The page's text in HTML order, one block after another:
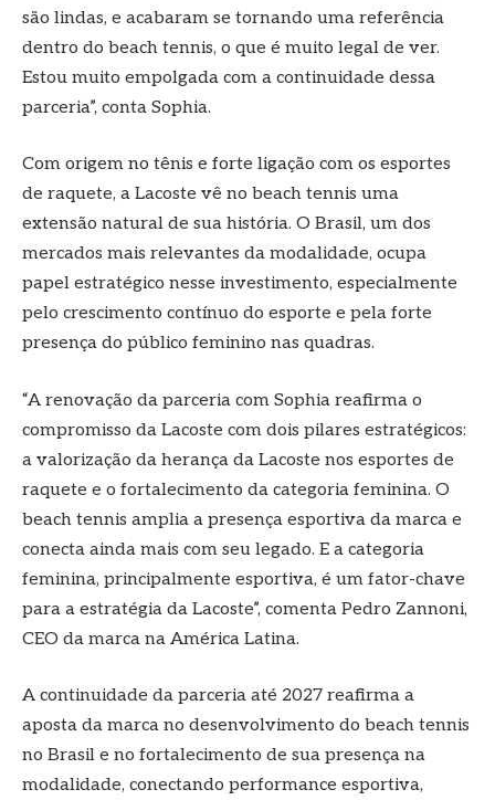
são lindas, e acabaram se tornando uma referência
dentro do beach tennis, o que é muito legal de ver.
Estou muito empolgada com a continuidade dessa
parceria”, conta Sophia.
Com origem no tênis e forte ligação com os esportes
de raquete, a Lacoste vê no beach tennis uma
extensão natural de sua história. O Brasil, um dos
mercados mais relevantes da modalidade, ocupa
papel estratégico nesse investimento, especialmente
pelo crescimento contínuo do esporte e pela forte
presença do público feminino nas quadras.
“A renovação da parceria com Sophia reafirma o
compromisso da Lacoste com dois pilares estratégicos:
a valorização da herança da Lacoste nos esportes de
raquete e o fortalecimento da categoria feminina. O
beach tennis amplia a presença esportiva da marca e
conecta ainda mais com seu legado. E a categoria
feminina, principalmente esportiva, é um fator-chave
para a estratégia da Lacoste”, comenta Pedro Zannoni,
CEO da marca na América Latina.
A continuidade da parceria até 2027 reafirma a
aposta da marca no desenvolvimento do beach tennis
no Brasil e no fortalecimento de sua presença na
modalidade, conectando performance esportiva,